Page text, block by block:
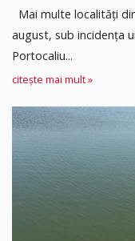
Mai multe localități
august, sub incidența
Portocaliu...
citește mai mult »